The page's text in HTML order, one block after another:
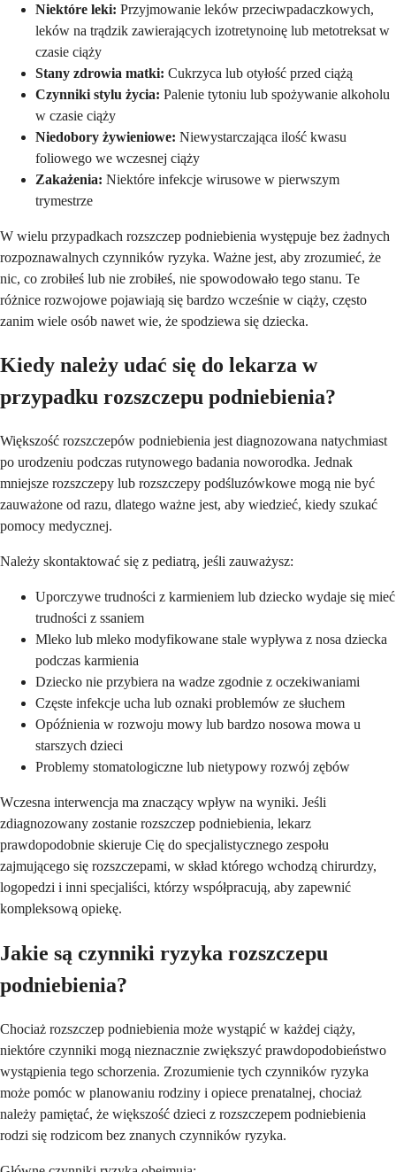
Niektóre leki: Przyjmowanie leków przeciwpadaczkowych,
leków na trądzik zawierających izotretynoinę lub metotreksat w
czasie ciąży
Stany zdrowia matki: Cukrzyca lub otyłość przed ciążą
Czynniki stylu życia: Palenie tytoniu lub spożywanie alkoholu
w czasie ciąży
Niedobory żywieniowe: Niewystarczająca ilość kwasu
foliowego we wczesnej ciąży
Zakażenia: Niektóre infekcje wirusowe w pierwszym
trymestrze
W wielu przypadkach rozszczep podniebienia występuje bez żadnych
rozpoznawalnych czynników ryzyka. Ważne jest, aby zrozumieć, że
nic, co zrobiłeś lub nie zrobiłeś, nie spowodowało tego stanu. Te
różnice rozwojowe pojawiają się bardzo wcześnie w ciąży, często
zanim wiele osób nawet wie, że spodziewa się dziecka.
Kiedy należy udać się do lekarza w
przypadku rozszczepu podniebienia?
Większość rozszczepów podniebienia jest diagnozowana natychmiast
po urodzeniu podczas rutynowego badania noworodka. Jednak
mniejsze rozszczepy lub rozszczepy podśluzówkowe mogą nie być
zauważone od razu, dlatego ważne jest, aby wiedzieć, kiedy szukać
pomocy medycznej.
Należy skontaktować się z pediatrą, jeśli zauważysz:
Uporczywe trudności z karmieniem lub dziecko wydaje się mieć
trudności z ssaniem
Mleko lub mleko modyfikowane stale wypływa z nosa dziecka
podczas karmienia
Dziecko nie przybiera na wadze zgodnie z oczekiwaniami
Częste infekcje ucha lub oznaki problemów ze słuchem
Opóźnienia w rozwoju mowy lub bardzo nosowa mowa u
starszych dzieci
Problemy stomatologiczne lub nietypowy rozwój zębów
Wczesna interwencja ma znaczący wpływ na wyniki. Jeśli
zdiagnozowany zostanie rozszczep podniebienia, lekarz
prawdopodobnie skieruje Cię do specjalistycznego zespołu
zajmującego się rozszczepami, w skład którego wchodzą chirurdzy,
logopedzi i inni specjaliści, którzy współpracują, aby zapewnić
kompleksową opiekę.
Jakie są czynniki ryzyka rozszczepu
podniebienia?
Chociaż rozszczep podniebienia może wystąpić w każdej ciąży,
niektóre czynniki mogą nieznacznie zwiększyć prawdopodobieństwo
wystąpienia tego schorzenia. Zrozumienie tych czynników ryzyka
może pomóc w planowaniu rodziny i opiece prenatalnej, chociaż
należy pamiętać, że większość dzieci z rozszczepem podniebienia
rodzi się rodzicom bez znanych czynników ryzyka.